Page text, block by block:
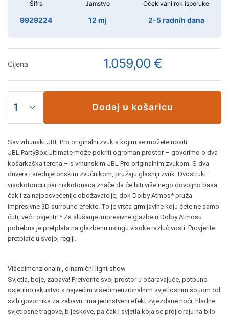
Sav vrhunski JBL Pro originalni zvuk s kojim se možete nositi
JBL PartyBox Ultimate može pokriti ogroman prostor – govorimo o dva
košarkaška terena – s vrhunskim JBL Pro originalnim zvukom. S dva
drivera i srednjetonskim zvučnikom, pružaju glasniji zvuk. Dvostruki
visokotonci i par niskotonaca znače da će biti više nego dovoljno basa
čak i za najposvećenije obožavatelje, dok Dolby Atmos* pruža
impresivne 3D surround efekte. To je vrsta grmljavine koju ćete ne samo
čuti, već i osjetiti. * Za slušanje impresivne glazbe u Dolby Atmosu
potrebna je pretplata na glazbenu uslugu visoke razlučivosti. Provjerite
pretplate u svojoj regiji.
Višedimenzionalni, dinamični light show
Svjetla, boje, zabava! Pretvorite svoj prostor u očaravajuće, potpuno
osjetilno iskustvo s najvećim višedimenzionalnim svjetlosnim šouom od
svih govornika za zabavu. Ima jedinstveni efekt zvjezdane noći, hladne
svjetlosne tragove, bljeskove, pa čak i svjetla koja se projiciraju na bilo
Šifra
9929224
Jamstvo
12 mj
Očekivani rok isporuke
2-5 radnih dana
Cijena 1.059,00 €
Dodaj u košaricu